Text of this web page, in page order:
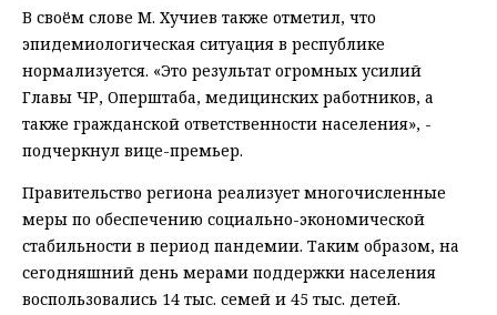
В своём слове М. Хучиев также отметил, что
эпидемиологическая ситуация в республике
нормализуется. «Это результат огромных усилий
Главы ЧР, Оперштаба, медицинских работников, а
также гражданской ответственности населения», -
подчеркнул вице-премьер.
Правительство региона реализует многочисленные
меры по обеспечению социально-экономической
стабильности в период пандемии. Таким образом, на
сегодняшний день мерами поддержки населения
воспользовались 14 тыс. семей и 45 тыс. детей.